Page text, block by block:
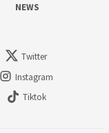
NEWS
Twitter
Instagram
Tiktok